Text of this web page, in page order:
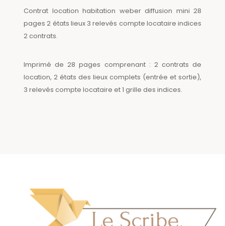
Contrat location habitation weber diffusion mini 28
pages 2 états lieux 3 relevés compte locataire indices
2 contrats.
Imprimé de 28 pages comprenant : 2 contrats de
location, 2 états des lieux complets (entrée et sortie),
3 relevés compte locataire et 1 grille des indices.